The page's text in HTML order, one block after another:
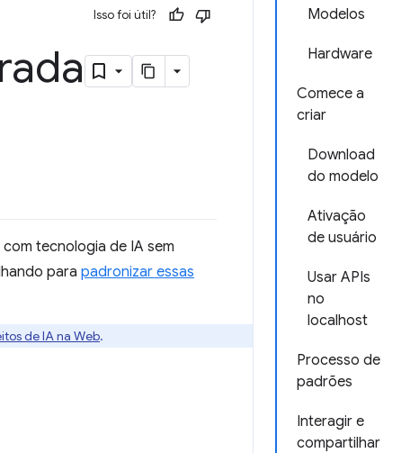
Modelos
Hardware
Comece a
criar
Download
do modelo
Ativação
de usuário
Usar APIs
no
localhost
Processo de
padrões
Interagir e
compartilhar
Isso foi útil?
tecnologia de IA sem
para padronizar essas
de IA na Web.